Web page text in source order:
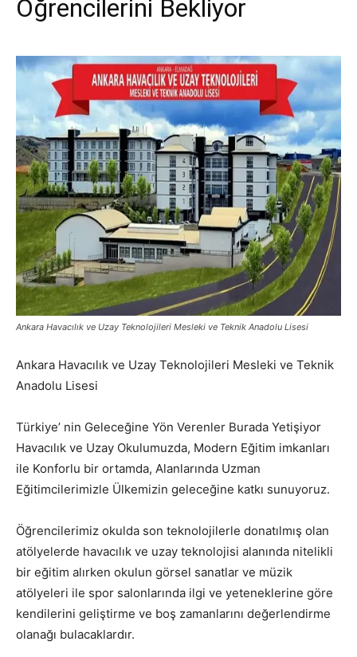
Öğrencilerini Bekliyor
Ankara Havacılık ve Uzay Teknolojileri Mesleki ve Teknik Anadolu Lisesi
Ankara Havacılık ve Uzay Teknolojileri Mesleki ve Teknik
Anadolu Lisesi
Türkiye’ nin Geleceğine Yön Verenler Burada Yetişiyor
Havacılık ve Uzay Okulumuzda, Modern Eğitim imkanları
ile Konforlu bir ortamda, Alanlarında Uzman
Eğitimcilerimizle Ülkemizin geleceğine katkı sunuyoruz.
Öğrencilerimiz okulda son teknolojilerle donatılmış olan
atölyelerde havacılık ve uzay teknolojisi alanında nitelikli
bir eğitim alırken okulun görsel sanatlar ve müzik
atölyeleri ile spor salonlarında ilgi ve yeteneklerine göre
kendilerini geliştirme ve boş zamanlarını değerlendirme
olanağı bulacaklardır.